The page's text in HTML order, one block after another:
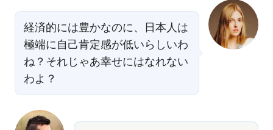
経済的には豊かなのに、日本人は
極端に自己肯定感が低いらしいわ
ね？それじゃあ幸せにはなれない
わよ？